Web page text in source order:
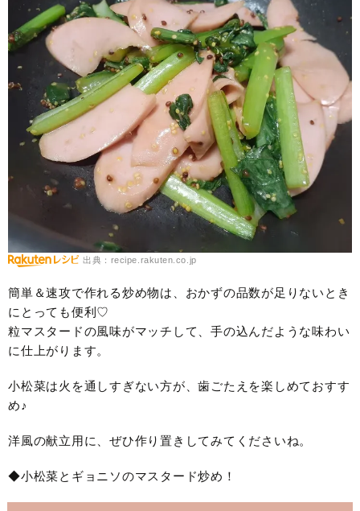
出典：recipe.rakuten.co.jp
簡単＆速攻で作れる炒め物は、おかずの品数が足りないとき
にとっても便利♡
粒マスタードの風味がマッチして、手の込んだような味わい
に仕上がります。
小松菜は火を通しすぎない方が、歯ごたえを楽しめておすす
め♪
洋風の献立用に、ぜひ作り置きしてみてくださいね。
◆小松菜とギョニソのマスタード炒め！